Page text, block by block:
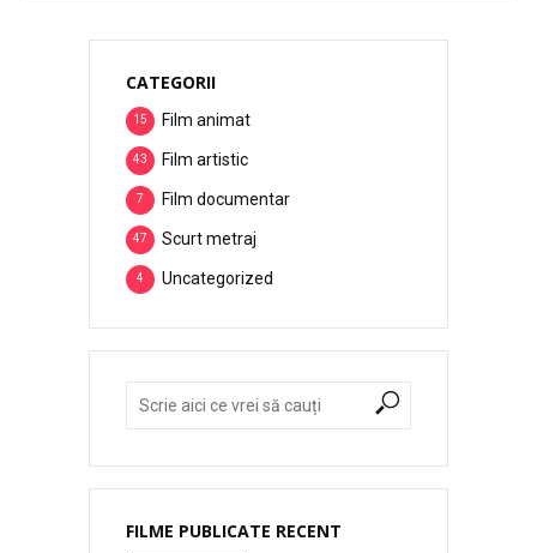
CATEGORII
Film animat
15
Film artistic
43
Film documentar
7
Scurt metraj
47
Uncategorized
4
FILME PUBLICATE RECENT